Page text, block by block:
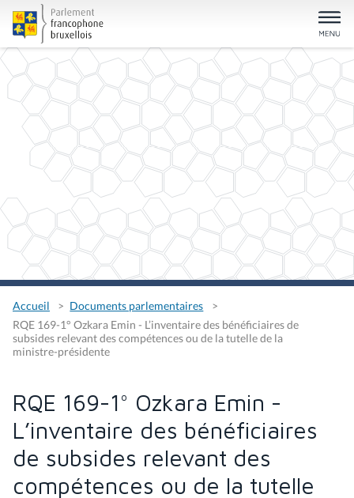
Accueil
Documents parlementaires
RQE 169-1° Ozkara Emin - L’inventaire des bénéficiaires de
subsides relevant des compétences ou de la tutelle de la
ministre-présidente
RQE 169-1° Ozkara Emin -
L’inventaire des bénéficiaires
de subsides relevant des
compétences ou de la tutelle